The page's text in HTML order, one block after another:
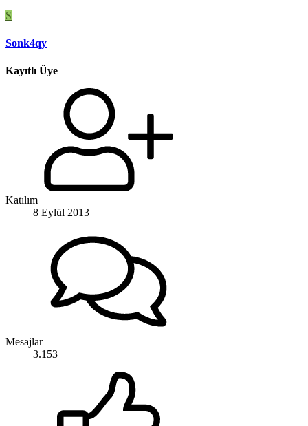
S
Sonk4qy
Kayıtlı Üye
Katılım
8 Eylül 2013
Mesajlar
3.153